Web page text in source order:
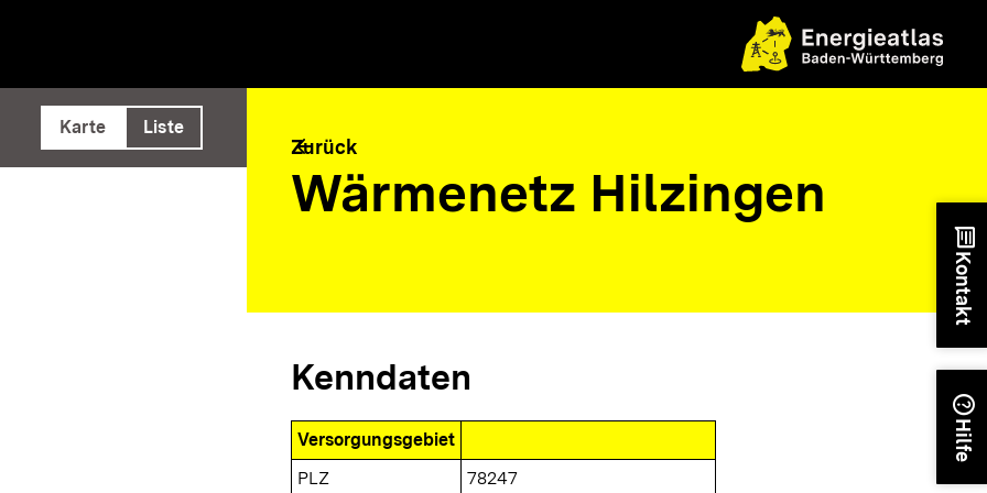
ausführen
Karte Liste
arrow_back
Zurück
Wärmenetz Hilzingen
Kenndaten
Versorgungsgebiet
PLZ
78247
chat
Kontakt
help
Hilfe